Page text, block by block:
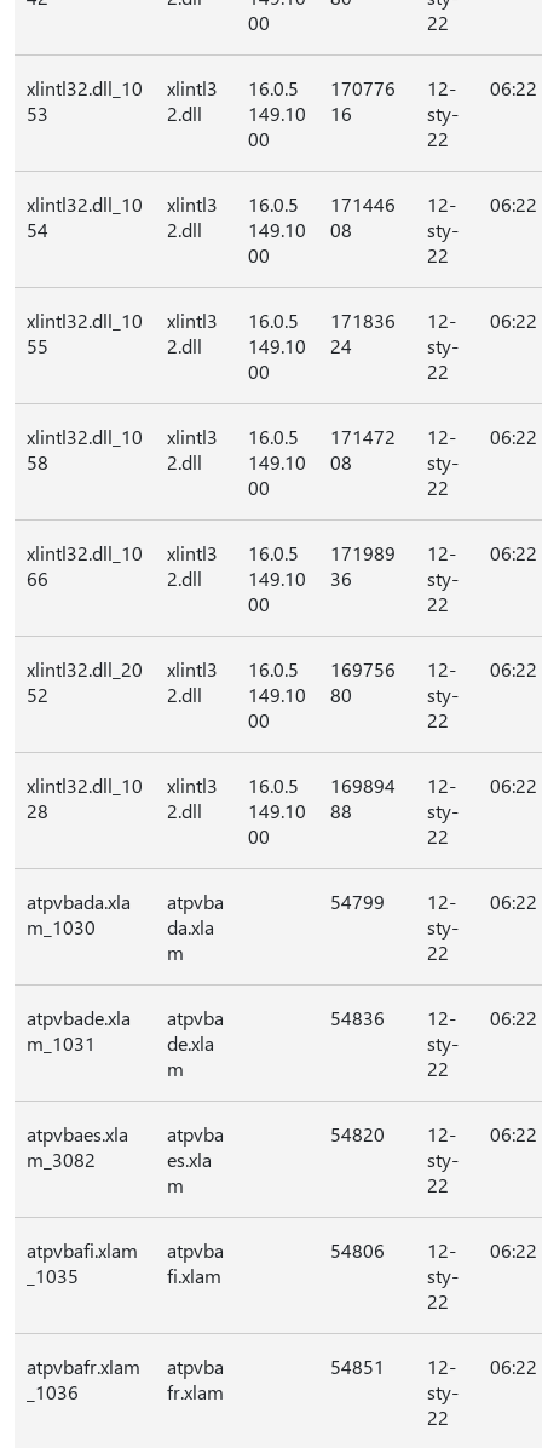
00
22
xlintl32.dll_10
53
xlintl3
2.dll
16.0.5
149.10
00
170776
16
12-
sty-
22
06:22
xlintl32.dll_10
54
xlintl3
2.dll
16.0.5
149.10
00
171446
08
12-
sty-
22
06:22
xlintl32.dll_10
55
xlintl3
2.dll
16.0.5
149.10
00
171836
24
12-
sty-
22
06:22
xlintl32.dll_10
58
xlintl3
2.dll
16.0.5
149.10
00
171472
08
12-
sty-
22
06:22
xlintl32.dll_10
66
xlintl3
2.dll
16.0.5
149.10
00
171989
36
12-
sty-
22
06:22
xlintl32.dll_20
52
xlintl3
2.dll
16.0.5
149.10
00
169756
80
12-
sty-
22
06:22
xlintl32.dll_10
28
xlintl3
2.dll
16.0.5
149.10
00
169894
88
12-
sty-
22
06:22
atpvbada.xla
m_1030
atpvba
da.xla
m
54799
12-
sty-
22
06:22
atpvbade.xla
m_1031
atpvba
de.xla
m
54836
12-
sty-
22
06:22
atpvbaes.xla
m_3082
atpvba
es.xla
m
54820
12-
sty-
22
06:22
atpvbafi.xlam
_1035
atpvba
fi.xlam
54806
12-
sty-
22
06:22
atpvbafr.xlam
_1036
atpvba
fr.xlam
54851
12-
sty-
22
06:22